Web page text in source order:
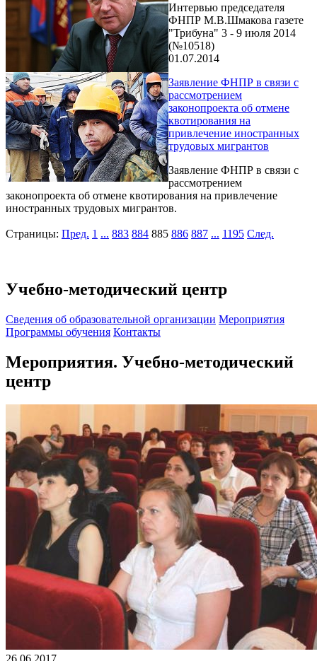
Интервью председателя
ФНПР М.В.Шмакова газете
"Трибуна" 3 - 9 июля 2014
(№10518)
01.07.2014
Заявление ФНПР в связи с
рассмотрением
законопроекта об отмене
квотирования на
привлечение иностранных
трудовых мигрантов
Заявление ФНПР в связи с
рассмотрением
законопроекта об отмене квотирования на привлечение
иностранных трудовых мигрантов.
Страницы: Пред. 1 ... 883 884 885 886 887 ... 1195 След.
Учебно-методический центр
Cведения об образовательной организации Мероприятия
Программы обучения Контакты
Мероприятия. Учебно-методический
центр